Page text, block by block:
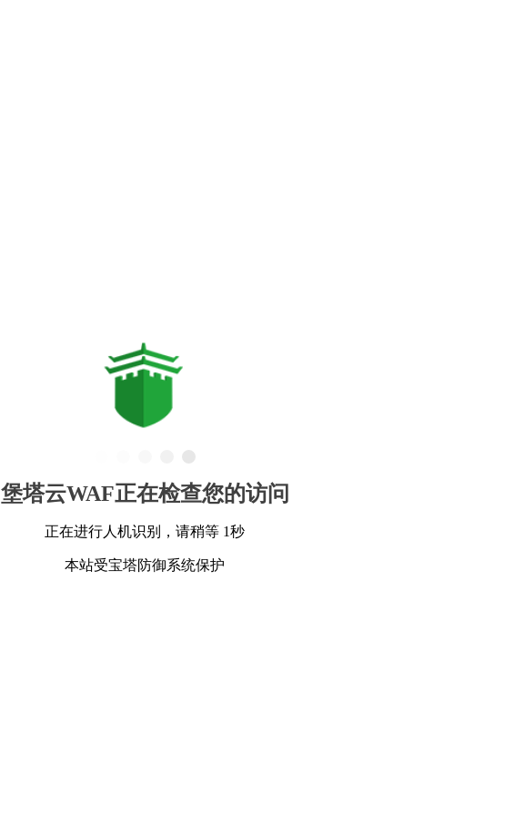
堡塔云WAF正在检查您的访问
正在进行人机识别，请稍等 1秒
本站受宝塔防御系统保护